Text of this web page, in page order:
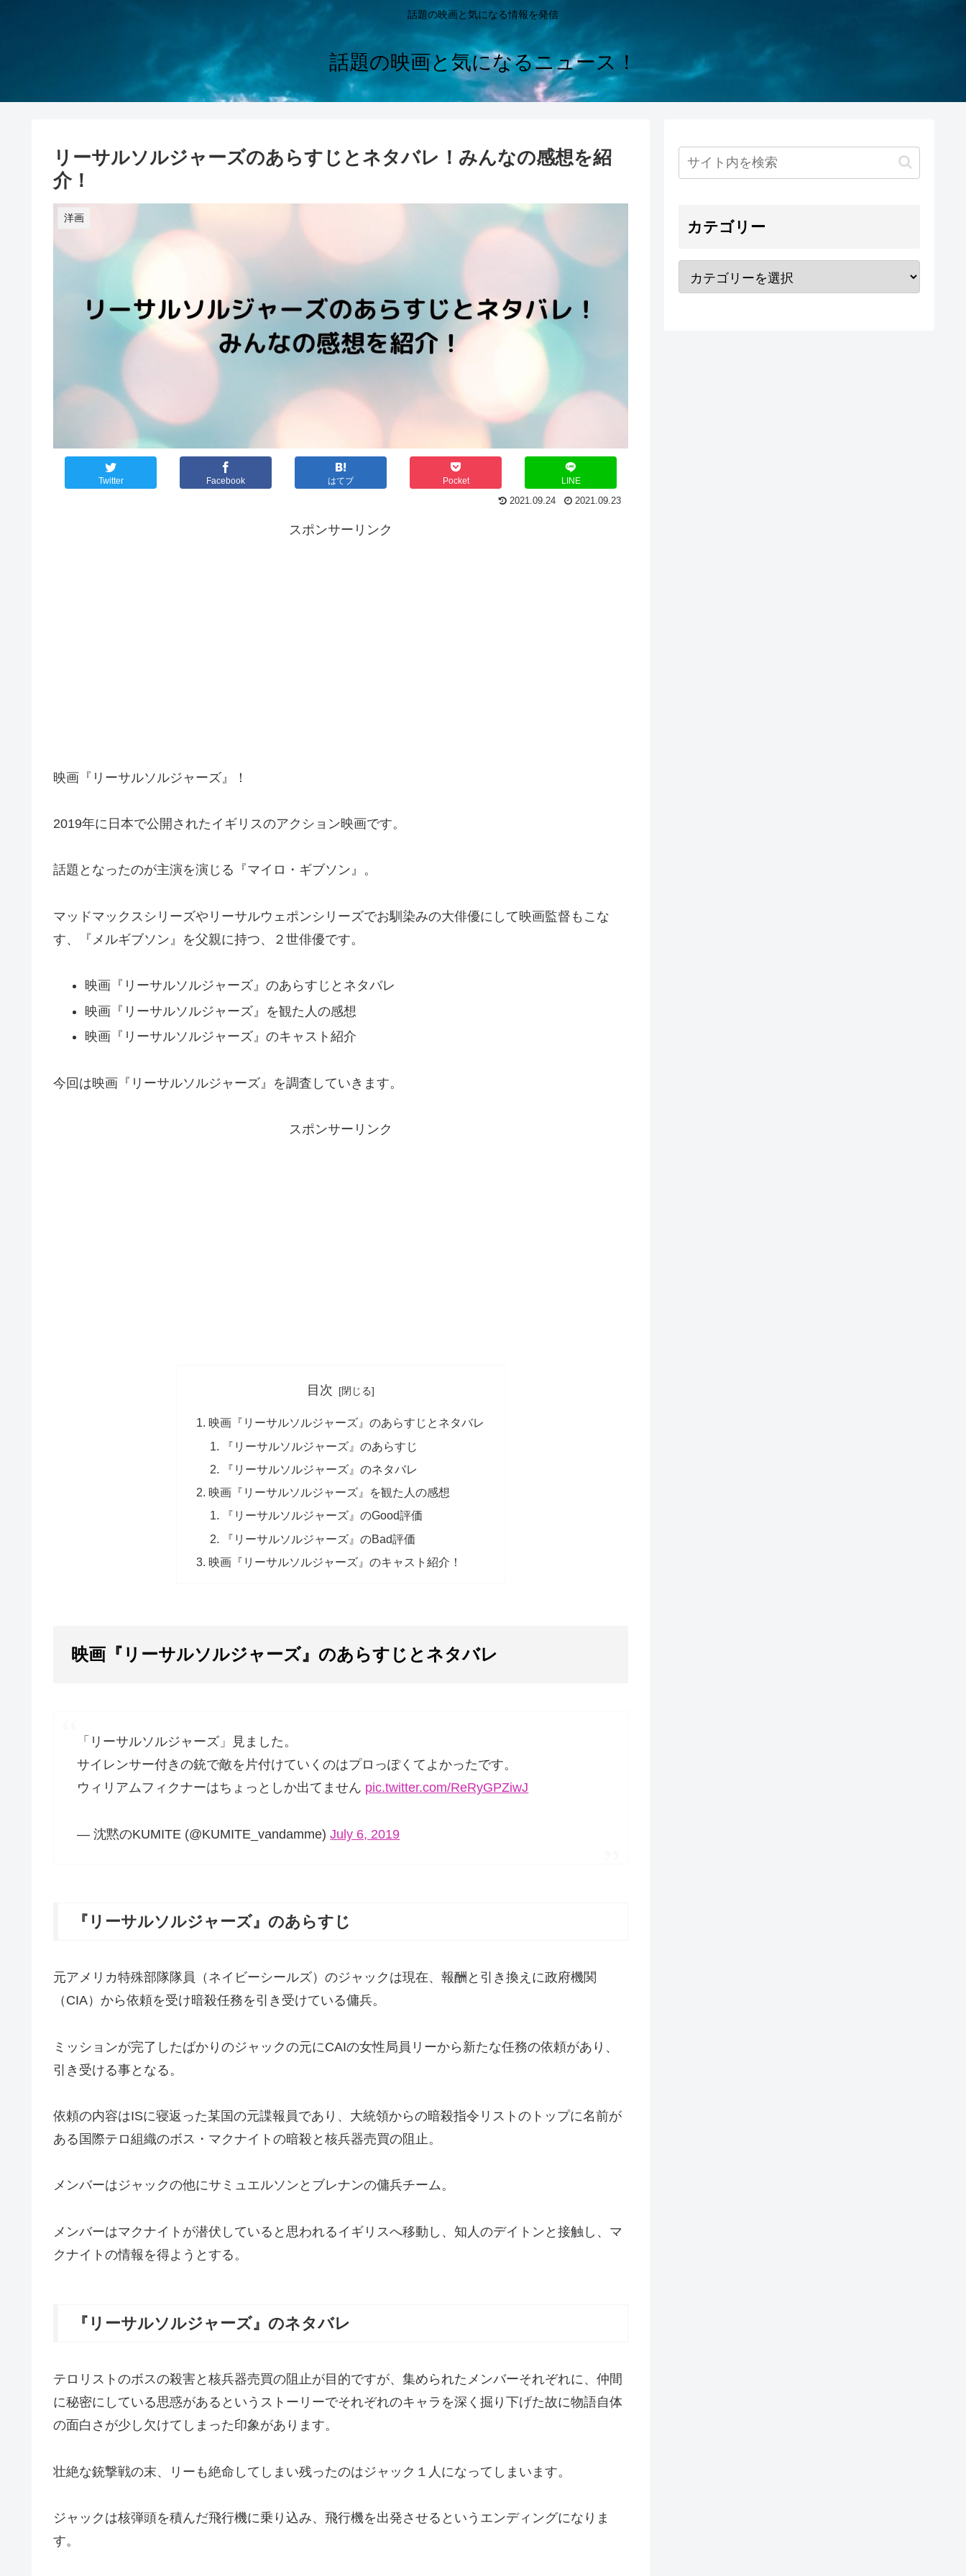
話題の映画と気になる情報を発信
話題の映画と気になるニュース！
リーサルソルジャーズのあらすじとネタバレ！みんなの感想を紹
介！
洋画
Twitter Facebook はてブ Pocket LINE
2021.09.24 2021.09.23
スポンサーリンク
映画『リーサルソルジャーズ』！
2019年に日本で公開されたイギリスのアクション映画です。
話題となったのが主演を演じる『マイロ・ギブソン』。
マッドマックスシリーズやリーサルウェポンシリーズでお馴染みの大俳優にして映画監督もこな
す、『メルギブソン』を父親に持つ、２世俳優です。
映画『リーサルソルジャーズ』のあらすじとネタバレ
映画『リーサルソルジャーズ』を観た人の感想
映画『リーサルソルジャーズ』のキャスト紹介
今回は映画『リーサルソルジャーズ』を調査していきます。
スポンサーリンク
目次
映画『リーサルソルジャーズ』のあらすじとネタバレ
『リーサルソルジャーズ』のあらすじ
『リーサルソルジャーズ』のネタバレ
映画『リーサルソルジャーズ』を観た人の感想
『リーサルソルジャーズ』のGood評価
『リーサルソルジャーズ』のBad評価
映画『リーサルソルジャーズ』のキャスト紹介！
映画『リーサルソルジャーズ』のあらすじとネタバレ
「リーサルソルジャーズ」見ました。
サイレンサー付きの銃で敵を片付けていくのはプロっぽくてよかったです。
ウィリアムフィクナーはちょっとしか出てません pic.twitter.com/ReRyGPZiwJ
— 沈黙のKUMITE (@KUMITE_vandamme)July 6, 2019
『リーサルソルジャーズ』のあらすじ
元アメリカ特殊部隊隊員（ネイビーシールズ）のジャックは現在、報酬と引き換えに政府機関
（CIA）から依頼を受け暗殺任務を引き受けている傭兵。
ミッションが完了したばかりのジャックの元にCAIの女性局員リーから新たな任務の依頼があり、
引き受ける事となる。
依頼の内容はISに寝返った某国の元諜報員であり、大統領からの暗殺指令リストのトップに名前が
ある国際テロ組織のボス・マクナイトの暗殺と核兵器売買の阻止。
メンバーはジャックの他にサミュエルソンとブレナンの傭兵チーム。
メンバーはマクナイトが潜伏していると思われるイギリスへ移動し、知人のデイトンと接触し、マ
クナイトの情報を得ようとする。
『リーサルソルジャーズ』のネタバレ
テロリストのボスの殺害と核兵器売買の阻止が目的ですが、集められたメンバーそれぞれに、仲間
に秘密にしている思惑があるというストーリーでそれぞれのキャラを深く掘り下げた故に物語自体
の面白さが少し欠けてしまった印象があります。
壮絶な銃撃戦の末、リーも絶命してしまい残ったのはジャック１人になってしまいます。
ジャックは核弾頭を積んだ飛行機に乗り込み、飛行機を出発させるというエンディングになりま
す。
カテゴリー